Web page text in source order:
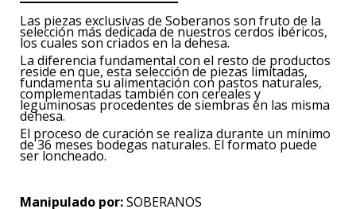
Las piezas exclusivas de Soberanos son fruto de la
selección más dedicada de nuestros cerdos ibéricos,
los cuales son criados en la dehesa.
La diferencia fundamental con el resto de productos
reside en que, esta selección de piezas limitadas,
fundamenta su alimentación con pastos naturales,
complementadas también con cereales y
leguminosas procedentes de siembras en las misma
dehesa.
El proceso de curación se realiza durante un mínimo
de 36 meses bodegas naturales. El formato puede
ser loncheado.
Manipulado por:SOBERANOS